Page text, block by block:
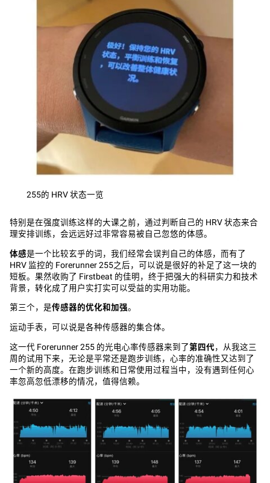
255的 HRV 状态一览
特别是在强度训练这样的大课之前，通过判断自己的 HRV 状态来合
理安排训练，会远远好过非常容易被自己忽悠的体感。
体感是一个比较玄乎的词，我们经常会误判自己的体感，而有了
HRV 监控的 Forerunner 255之后，可以说是很好的补足了这一块的
短板。果然收购了 Firstbeat 的佳明，终于把强大的科研实力和技术
背景，转化成了用户实打实可以受益的实用功能。
第三个，是传感器的优化和加强。
运动手表，可以说是各种传感器的集合体。
这一代 Forerunner 255 的光电心率传感器来到了第四代，从我这三
周的试用下来，无论是平常还是跑步训练，心率的准确性又达到了
一个新的高度。在跑步训练和日常使用过程当中，没有遇到任何心
率忽高忽低漂移的情况，值得信赖。